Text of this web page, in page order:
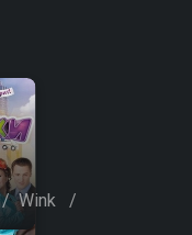
/ Wink /